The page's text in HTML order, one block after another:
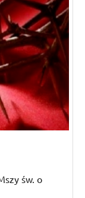
św. o